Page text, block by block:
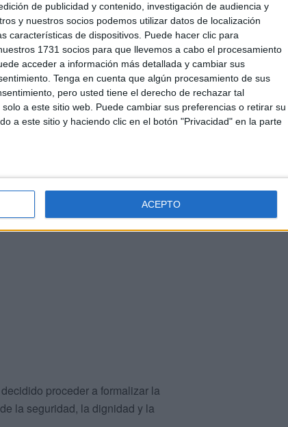
de publicidad y contenido, investigación de audiencia y
y nuestros socios podemos utilizar datos de localización
características de dispositivos. Puede hacer clic para
1731 socios para que llevemos a cabo el procesamiento
acceder a información más detallada y cambiar sus
Tenga en cuenta que algún procesamiento de sus
pero usted tiene el derecho de rechazar tal
a este sitio web. Puede cambiar sus preferencias o retirar su
a este sitio y haciendo clic en el botón "Privacidad" en la parte
ACEPTO
alComité de Seguridad y
de la Dirección: promesas
tras meses de espera, no se
proceder a formalizar la
la seguridad, la dignidad y la